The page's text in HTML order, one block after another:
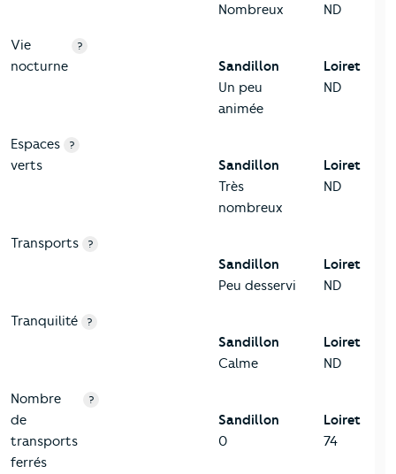
Nombreux
ND
Vie
nocturne
?
Sandillon
Un peu
animée
Loiret
ND
Espaces
verts
?
Sandillon
Très
nombreux
Loiret
ND
Transports ?
Sandillon
Peu desservi
Loiret
ND
Tranquilité ?
Sandillon
Calme
Loiret
ND
Nombre
de
transports
ferrés
?
Sandillon
0
Loiret
74